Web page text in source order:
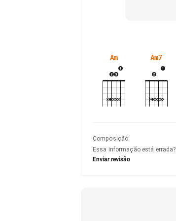
Am Am7
Composição:
Essa informação está errada?
Enviar revisão